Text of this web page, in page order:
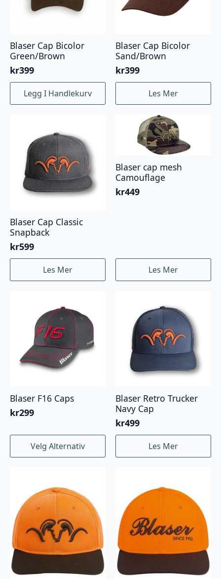
produktsiden
produktsiden
Blaser Cap Bicolor
Green/Brown
kr399
Legg I Handlekurv
Blaser Cap Bicolor
Sand/Brown
kr399
Les Mer
Blaser Cap Classic
Snapback
kr599
Les Mer
Blaser cap mesh
Camouflage
kr449
Les Mer
Blaser F16 Caps
kr299
Velg Alternativ
Dette
produktet
har
Alternativene
kan
velges
på
produktsiden
Blaser Retro Trucker
Navy Cap
kr499
Les Mer